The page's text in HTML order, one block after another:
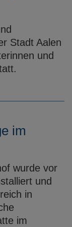
Stadt Aalen
und
im
wurde vor
und
in
im